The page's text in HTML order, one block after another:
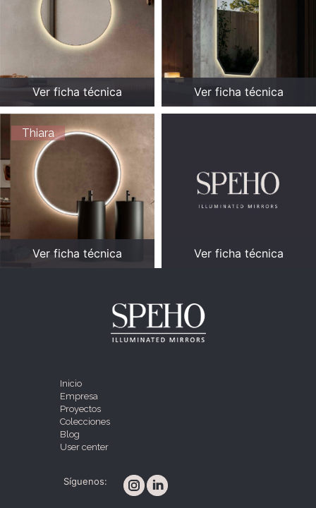
Ver ficha técnica Ver ficha técnica
Ver ficha técnica
Thiara
Ver ficha técnica
Inicio
Empresa
Proyectos
Colecciones
Blog
User center
Síguenos: